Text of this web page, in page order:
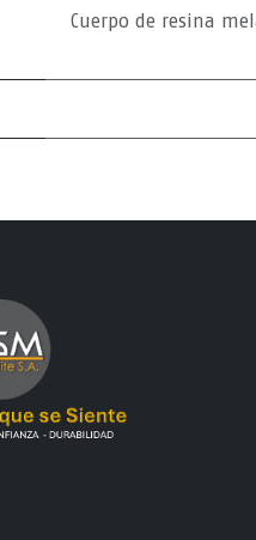
Cuerpo de resina